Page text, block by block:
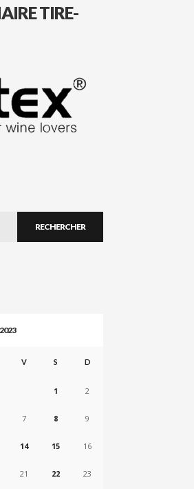
TIRE-
V S D
1 2
7 8 9
14 15 16
21 22 23